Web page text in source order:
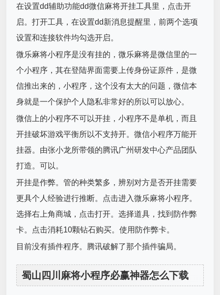
在设置dd辅助功能dd微信麻将开挂工具里，点击开
启。打开工具，在设置dd新消息提醒里，前两个选项
设置和连接软件均勾选开启。
微乐麻将小程序是没有挂的，微乐麻将是微信里的一
个小程序，其在登陆界面需要上传身份证原件，是微
信推出来的，小程序，这个没有太大的问题，微信本
身就是一个保护个人隐私非常好的所以可以放心。
微信上的小程序不可以开挂，小程序不是单机，而且
开挂破坏游戏平衡所以不支持开。微信小程序万能开
挂器。由张小龙所带领的腾讯广州研发中心产品团队
打造。可以。
开挂是作弊。管的种类繁多，辨别对方是否开挂需要
更具个人经验进行推断。点击进入微乐麻将小程序。
选择右上角商城，点击打开。选择道具，找到防作弊
卡。点击消耗10颗钻石购买。使用防作弊卡。
目前没有插件程序。腾讯破解了那个插件骗局。
蜀山四川麻将小程序必赢神器怎么下载